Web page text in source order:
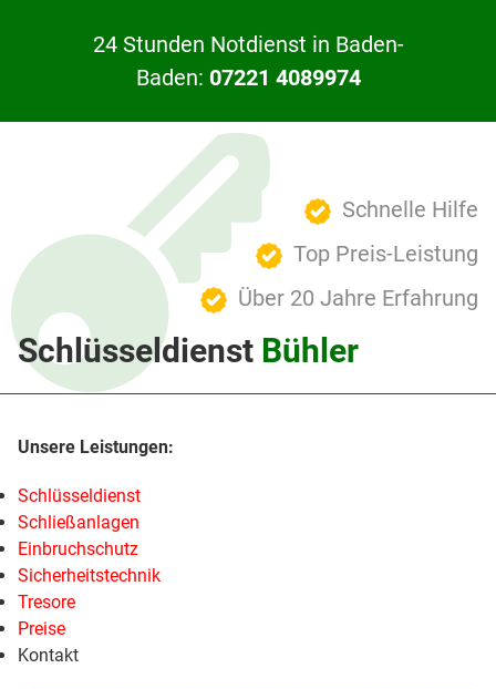
24 Stunden Notdienst in Baden-
Baden: 07221 4089974
Schnelle Hilfe
Top Preis-Leistung
Über 20 Jahre Erfahrung
Schlüsseldienst Bühler
Schlüsseldienst
Schließanlagen
Einbruchschutz
Sicherheitstechnik
Tresore
Preise
Kontakt